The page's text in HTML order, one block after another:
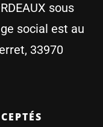
sous
social est au
33970